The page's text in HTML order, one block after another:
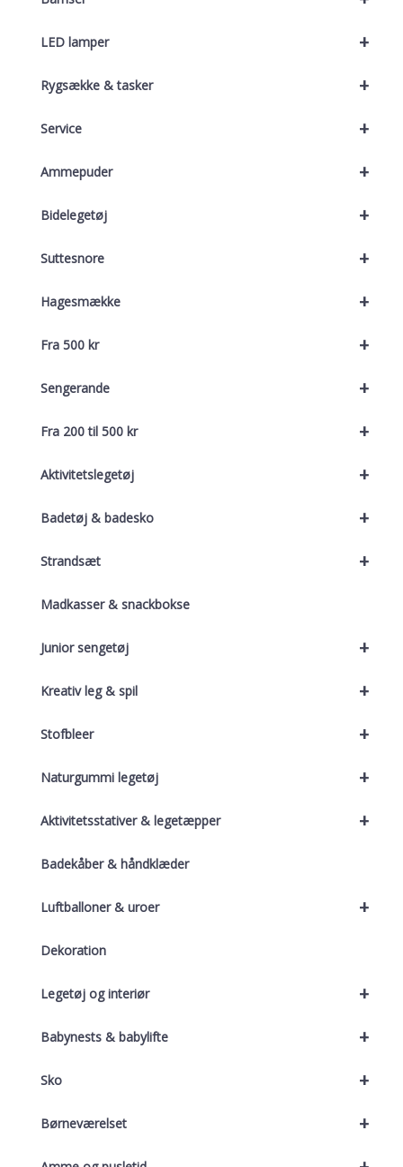
+
LED lamper
+
Rygsække & tasker
+
Service
+
Ammepuder
+
Bidelegetøj
+
Suttesnore
+
Hagesmække
+
Fra 500 kr
+
Sengerande
+
Fra 200 til 500 kr
+
Aktivitetslegetøj
+
Badetøj & badesko
+
Strandsæt
Madkasser & snackbokse
+
Junior sengetøj
+
Kreativ leg & spil
+
Stofbleer
+
Naturgummi legetøj
+
Aktivitetsstativer & legetæpper
Badekåber & håndklæder
+
Luftballoner & uroer
Dekoration
+
Legetøj og interiør
+
Babynests & babylifte
+
Sko
+
Børneværelset